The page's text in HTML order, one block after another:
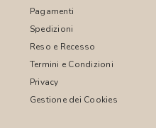
Pagamenti
Spedizioni
Reso e Recesso
Termini e Condizioni
Privacy
Gestione dei Cookies